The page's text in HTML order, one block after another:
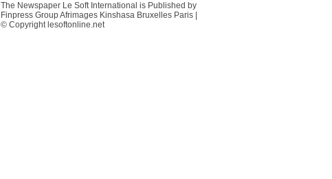
The Newspaper Le Soft International is Published by
Finpress Group Afrimages Kinshasa Bruxelles Paris |
© Copyright lesoftonline.net